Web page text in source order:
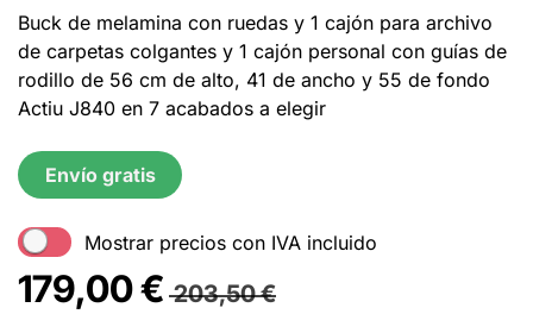
Buck de melamina con ruedas y 1 cajón para archivo
de carpetas colgantes y 1 cajón personal con guías de
rodillo de 56 cm de alto, 41 de ancho y 55 de fondo
Actiu J840 en 7 acabados a elegir
Envío gratis
Mostrar precios con IVA incluido
179,00€ 203,50€